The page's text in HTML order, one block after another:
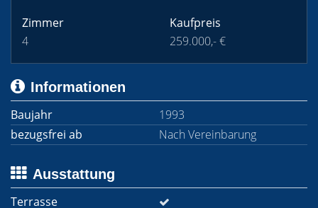
Zimmer
4
Kaufpreis
259.000,- €
Informationen
Baujahr
1993
bezugsfrei ab
Nach Vereinbarung
Ausstattung
Terrasse